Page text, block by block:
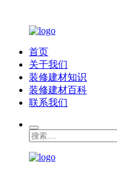
首页
关于我们
装修建材知识
装修建材百科
联系我们